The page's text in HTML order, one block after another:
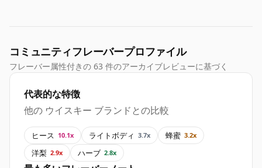
コミュニティフレーバープロファイル
フレーバー属性付きの 63 件のアーカイブレビューに基づく
代表的な特徴
他の ウイスキー ブランドとの比較
ヒース 10.1x ライトボディ 3.7x 蜂蜜 3.2x
洋梨 2.9x ハーブ 2.8x